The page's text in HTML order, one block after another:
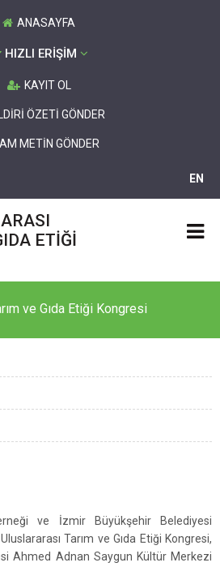
ANASAYFA
HIZLI ERİŞİM
KAYIT OL
ÖZETİ GÖNDER
METİN GÖNDER
EN
ETİĞİ
ve Gıda Etiği Kongresi
ve İzmir Büyükşehir Belediyesi
Tarım ve Gıda Etiği Kongresi,
Ahmed Adnan Saygun Kültür Merkezi